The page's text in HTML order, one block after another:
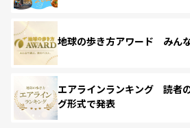
地球の歩き方アワード みん
エアラインランキング 読者
グ形式で発表